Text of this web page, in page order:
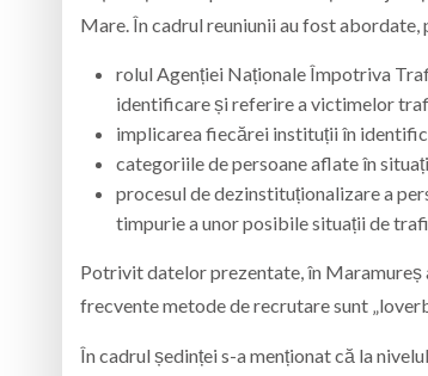
Mare. În cadrul reuniunii au fost abordate,
rolul Agenției Naționale Împotriva
identificare și referire a victimelor
implicarea fiecărei instituții în
categoriile de persoane aflate în
procesul de dezinstituționalizare a
timpurie a unor posibile situații de
Potrivit datelor prezentate, în Maramureș
frecvente metode de recrutare sunt
În cadrul ședinței s-a menționat că la